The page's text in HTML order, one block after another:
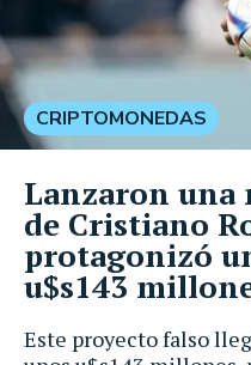
Este proyecto falso
CRIPTOMONEDAS
Lanzaron una
de Cristiano
protagonizó
u$s143